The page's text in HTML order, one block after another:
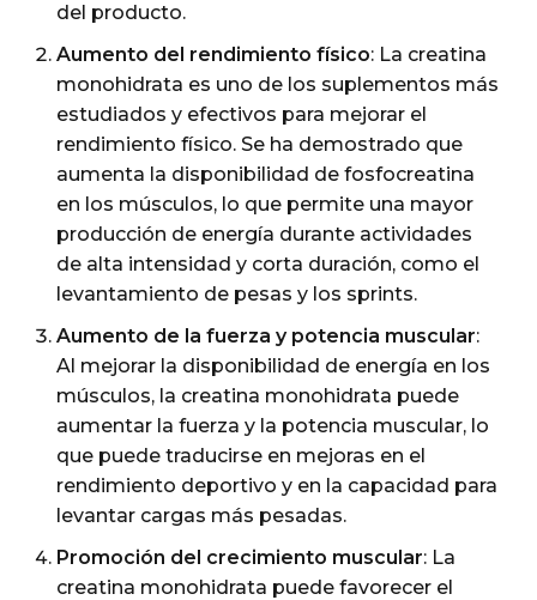
del producto.
Aumento del rendimiento físico: La creatina
monohidrata es uno de los suplementos más
estudiados y efectivos para mejorar el
rendimiento físico. Se ha demostrado que
aumenta la disponibilidad de fosfocreatina
en los músculos, lo que permite una mayor
producción de energía durante actividades
de alta intensidad y corta duración, como el
levantamiento de pesas y los sprints.
Aumento de la fuerza y potencia muscular:
Al mejorar la disponibilidad de energía en los
músculos, la creatina monohidrata puede
aumentar la fuerza y la potencia muscular, lo
que puede traducirse en mejoras en el
rendimiento deportivo y en la capacidad para
levantar cargas más pesadas.
Promoción del crecimiento muscular: La
creatina monohidrata puede favorecer el